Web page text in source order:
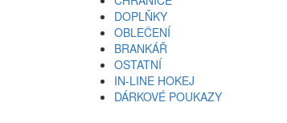
DOPLŇKY
OBLEČENÍ
BRANKÁŘ
OSTATNÍ
IN-LINE HOKEJ
DÁRKOVÉ POUKAZY